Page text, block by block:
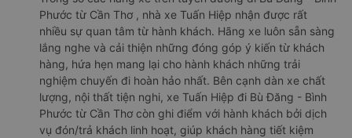
Phước từ Cần Thơ , nhà xe Tuấn Hiệp nhận được rất
nhiều sự quan tâm từ hành khách. Hãng xe luôn sẵn sàng
lắng nghe và cải thiện những đóng góp ý kiến từ khách
hàng, hứa hẹn mang lại cho hành khách những trải
nghiệm chuyến đi hoàn hảo nhất. Bên cạnh dàn xe chất
lượng, nội thất tiện nghi, xe Tuấn Hiệp đi Bù Đăng - Bình
Phước từ Cần Thơ còn ghi điểm với hành khách bởi dịch
vụ đón/trả khách linh hoạt, giúp khách hàng tiết kiệm